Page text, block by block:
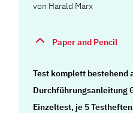
von Harald Marx
Paper and Pencil
Test komplett bestehend
Durchführungsanleitung
Einzeltest, je 5